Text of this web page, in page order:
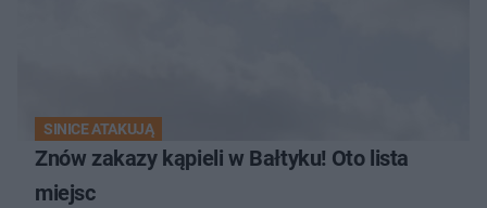
SINICE ATAKUJĄ
Znów zakazy kąpieli w Bałtyku! Oto lista
miejsc